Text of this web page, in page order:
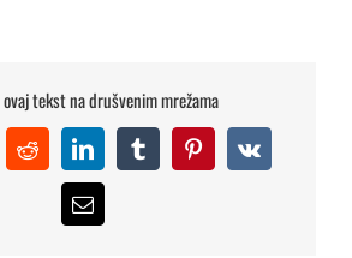
tekst na drušvenim mrežama
RedditLinkedInTumblrPinterest
Vk
Email